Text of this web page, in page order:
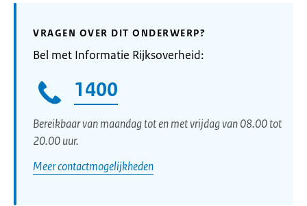
VRAGEN OVER DIT ONDERWERP?
Bel met Informatie Rijksoverheid:
1400
Bereikbaar van maandag tot en met vrijdag van 08.00 tot
20.00 uur.
Meer contactmogelijkheden